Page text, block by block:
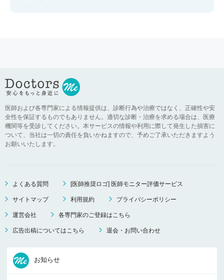
医師および各専門家による情報提供は、診断行為や治療ではなく、正確性や安
全性を保証するものでもありません。適切な診断・治療を求める場合は、医療
機関等を受診してください。本サービスの情報や利用に際して発生した損害に
ついて、当社は一切の責任を負いかねますので、予めご了承いただきますよう
お願いいたします。
よくある質問 [医師推奨ロゴ] 医師モニター評価サービス
サイトマップ 利用規約 プライバシーポリシー
運営会社 各専門家のご登録はこちら
広告出稿についてはこちら 退会・お問い合わせ
お知らせ